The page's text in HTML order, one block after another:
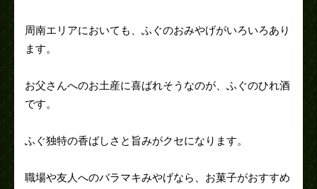
周南エリアにおいても、ふぐのおみやげがいろいろあり
ます。
お父さんへのお土産に喜ばれそうなのが、ふぐのひれ酒
です。
ふぐ独特の香ばしさと旨みがクセになります。
職場や友人へのバラマキみやげなら、お菓子がおすすめ